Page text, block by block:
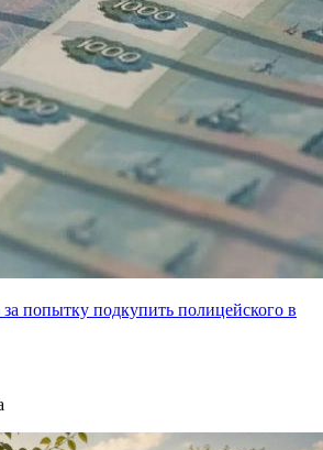
попытку подкупить полицейского в